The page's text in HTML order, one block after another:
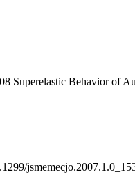
Superelastic Behavior of